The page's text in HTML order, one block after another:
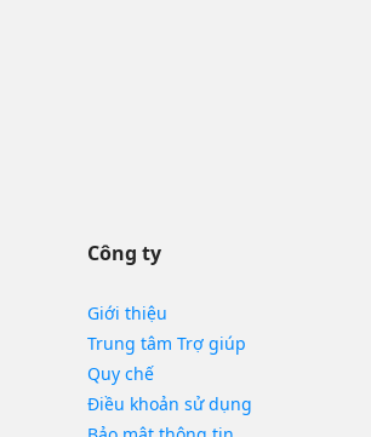
Công ty
Giới thiệu
Trung tâm Trợ giúp
Quy chế
Điều khoản sử dụng